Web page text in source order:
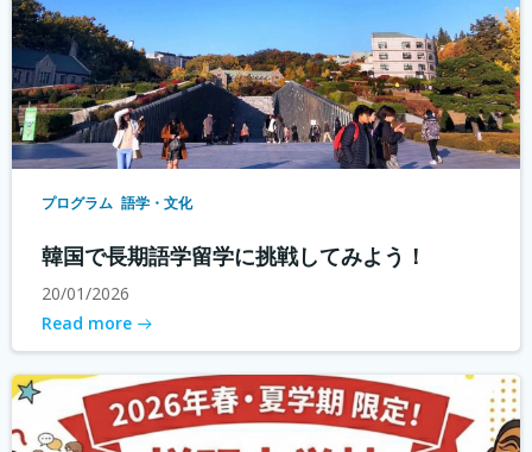
プログラム 語学・文化
韓国で長期語学留学に挑戦してみよう！
20/01/2026
Read more